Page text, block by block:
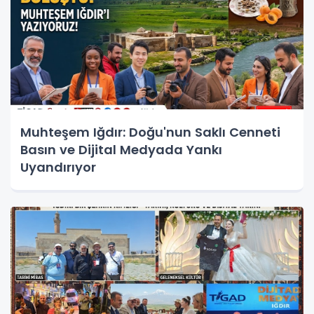
Muhteşem Iğdır: Doğu'nun Saklı Cenneti
Basın ve Dijital Medyada Yankı
Uyandırıyor